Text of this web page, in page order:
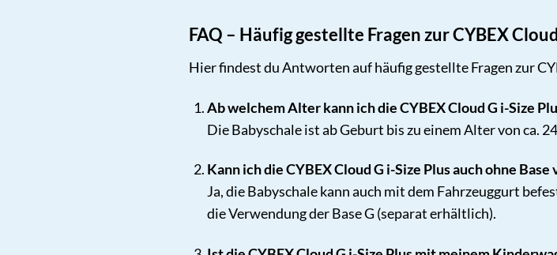
FAQ – Häufig gestellte Fragen zur CYBEX
Hier findest du Antworten auf häufig gestellte Fragen zur
Ab welchem Alter kann ich die CYBEX Cloud G i-Size
Die Babyschale ist ab Geburt bis zu einem Alter von ca.
Kann ich die CYBEX Cloud G i-Size Plus auch ohne
Ja, die Babyschale kann auch mit dem Fahrzeuggurt
die Verwendung der Base G (separat erhältlich).